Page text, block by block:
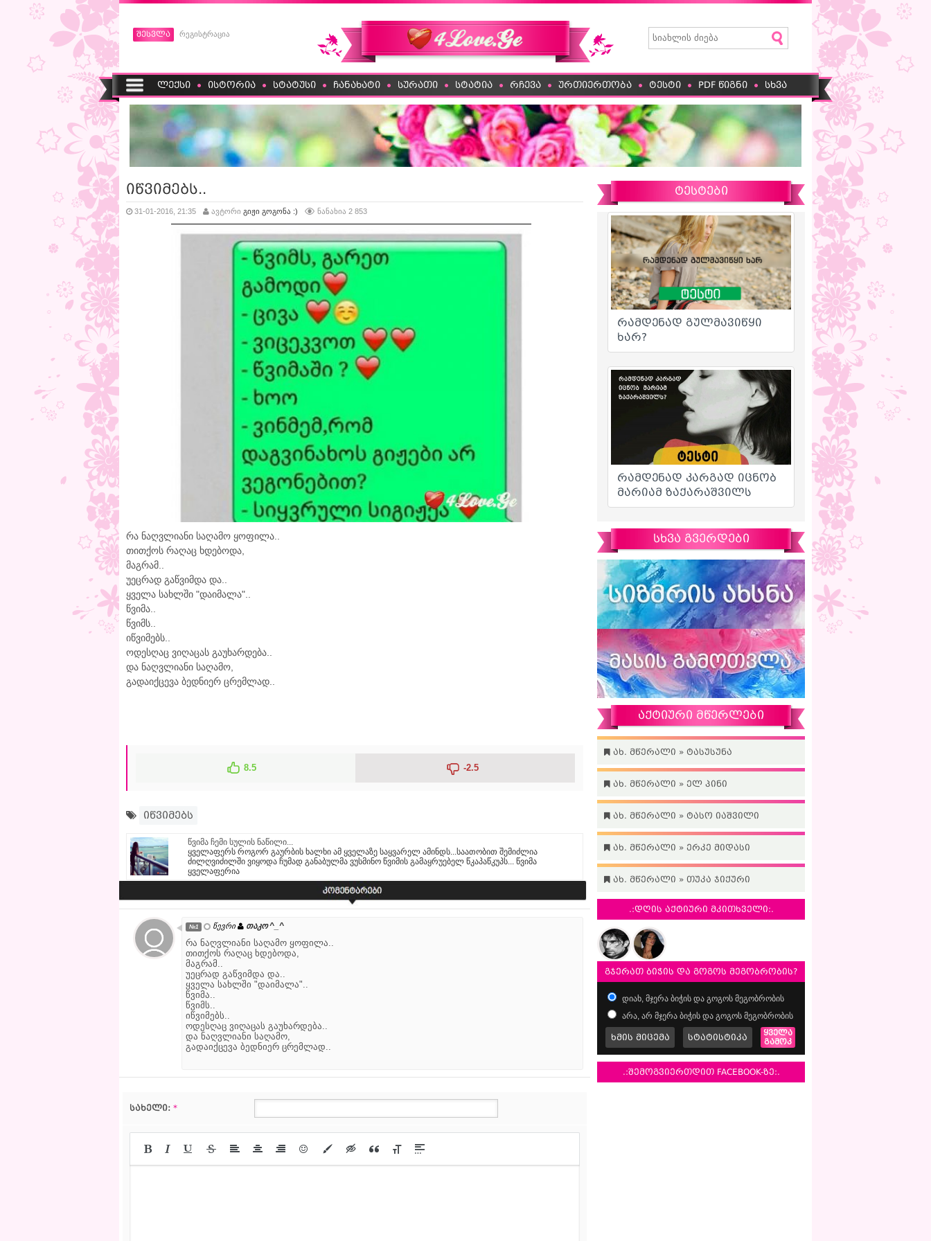
შესვლა რეგისტრაცია
ლექსი ისტორია სტატუსი ჩანახატი სურათი სტატია რჩევა ურთიერთობა ტესტი PDF წიგნი სხვა
იწვიმებს..
31-01-2016, 21:35 ავტორი გიჟი გოგონა :) ნანახია 2 853
რა ნაღვლიანი საღამო ყოფილა..
თითქოს რაღაც ხდებოდა,
მაგრამ..
უეცრად გაწვიმდა და..
ყველა სახლში "დაიმალა"..
წვიმა..
წვიმს..
იწვიმებს..
ოდესღაც ვიღაცას გაუხარდება..
და ნაღვლიანი საღამო,
გადაიქცევა ბედნიერ ცრემლად..
8.5 -2.5
იწვიმებს
წვიმა ჩემი სულის ნაწილი...
ყველაფერს როგორ გაურბის ხალხი ამ ყველაზე საყვარელ ამინდს...საათობით შემიძლია
ძილღვიძილში ვიყოდა ჩუმად განაბულმა ვუსმინო წვიმის გამაყრუებელ წკაპაწკუპს... წვიმა
ყველაფერია
№1 წევრი თაკო ^_^
რა ნაღვლიანი საღამო ყოფილა..
თითქოს რაღაც ხდებოდა,
მაგრამ..
უეცრად გაწვიმდა და..
ყველა სახლში "დაიმალა"..
წვიმა..
წვიმს..
იწვიმებს..
ოდესღაც ვიღაცას გაუხარდება..
და ნაღვლიანი საღამო,
გადაიქცევა ბედნიერ ცრემლად..
სახელი: *
ტესტები
სხვა გვერდები
აქტიური მწერლები
ახ. მწერალი » ტასუსუნა
ახ. მწერალი » ელ პინი
ახ. მწერალი » ტასო იაშვილი
ახ. მწერალი » ერკე მიდასი
ახ. მწერალი » თუკა ჯიქური
.:დღის აქტიური მკითხველი:.
გჯერათ ბიჭის და გოგოს მეგობრობის?
დიახ, მჯერა ბიჭის და გოგოს მეგობრობის
არა, არ მჯერა ბიჭის და გოგოს მეგობრობის
ხმის მიცემა სტატისტიკა
ყველა
გამოკ
.:შემოგვიერთდით FACEBOOK-ზე:.